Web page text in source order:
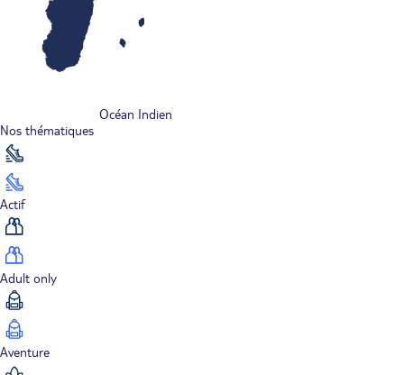
Océan Indien
Nos thématiques
Actif
Adult only
Aventure